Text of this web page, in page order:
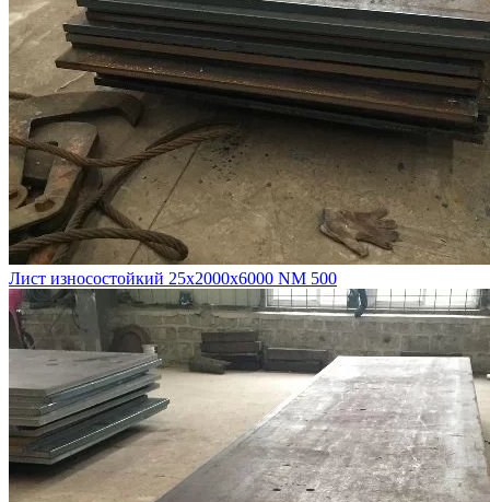
Лист износостойкий 25х2000х6000 NM 500